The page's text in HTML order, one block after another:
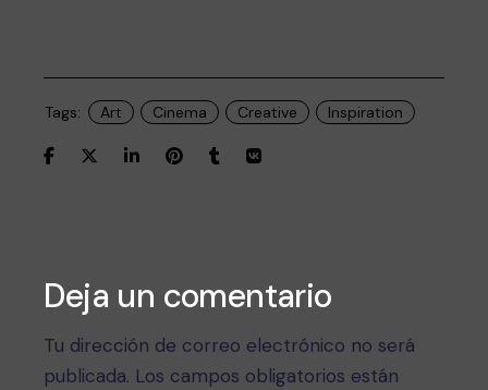
Tags: Art Cinema Creative Inspiration
Deja un comentario
Tu dirección de correo electrónico no será
publicada. Los campos obligatorios están